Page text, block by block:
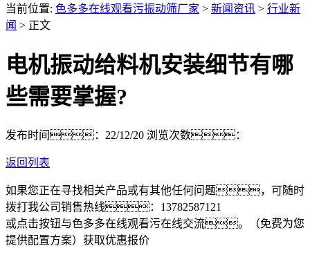
当前位置: 色多多在线观看污振动筛厂家 > 新闻资讯 > 行业新
闻 > 正文
电机振动给料机安装细节有哪
些需要掌握?
发布时间：22/12/20 浏览次数：
返回列表
如果您正在寻找相关产品或有其他任何问题，可随时
拨打我公司销售热线： 13782587121
或点击按钮与色多多在线观看污在线交流。（免费为您
提供配置方案） 获取优惠报价